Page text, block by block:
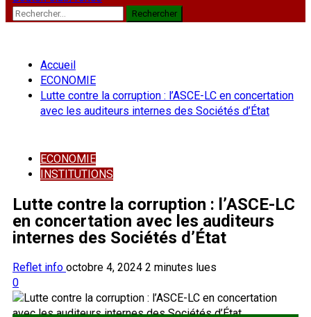
Rechercher :
Accueil
ECONOMIE
Lutte contre la corruption : l’ASCE-LC en concertation
avec les auditeurs internes des Sociétés d’État
ECONOMIE
INSTITUTIONS
Lutte contre la corruption : l’ASCE-LC
en concertation avec les auditeurs
internes des Sociétés d’État
Reflet info octobre 4, 2024 2 minutes lues
0